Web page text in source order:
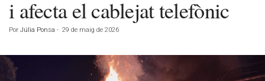
i afecta el cablejat telefònic
Por Júlia Ponsa - 29 de maig de 2026